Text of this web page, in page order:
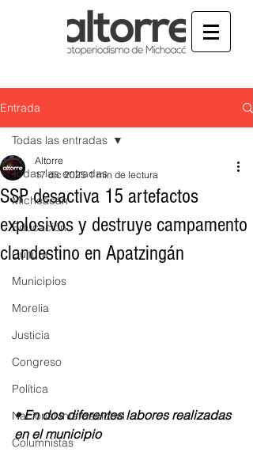
Entrada
Todas las entradas
Michoacán
Educación
Cultura
Municipios
Morelia
Justicia
Congreso
Política
Nacional Internacional
Columnistas
Todas las entradas
SSP desactiva 15 artefactos
explosivos y destruye campamento
clandestino en Apatzingán
Altorre
17 dic 2025 1 min de lectura
• En dos diferentes labores realizadas
en el municipio